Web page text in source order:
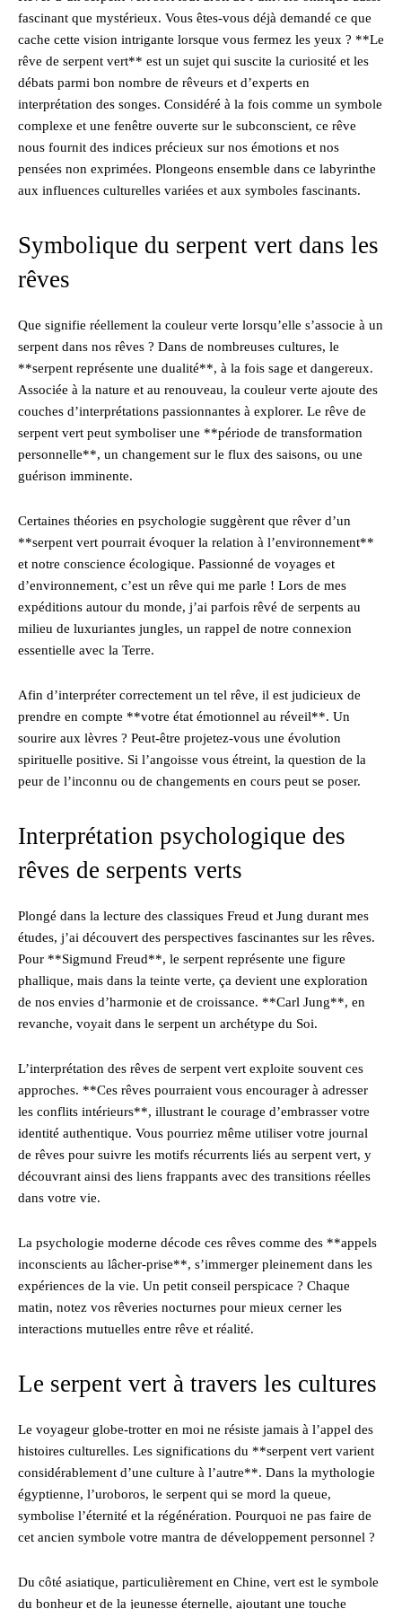
fascinant que mystérieux. Vous êtes-vous déjà demandé ce que
cache cette vision intrigante lorsque vous fermez les yeux ? **Le
rêve de serpent vert** est un sujet qui suscite la curiosité et les
débats parmi bon nombre de rêveurs et d’experts en
interprétation des songes. Considéré à la fois comme un symbole
complexe et une fenêtre ouverte sur le subconscient, ce rêve
nous fournit des indices précieux sur nos émotions et nos
pensées non exprimées. Plongeons ensemble dans ce labyrinthe
aux influences culturelles variées et aux symboles fascinants.
Symbolique du serpent vert dans les
rêves
Que signifie réellement la couleur verte lorsqu’elle s’associe à un
serpent dans nos rêves ? Dans de nombreuses cultures, le
**serpent représente une dualité**, à la fois sage et dangereux.
Associée à la nature et au renouveau, la couleur verte ajoute des
couches d’interprétations passionnantes à explorer. Le rêve de
serpent vert peut symboliser une **période de transformation
personnelle**, un changement sur le flux des saisons, ou une
guérison imminente.
Certaines théories en psychologie suggèrent que rêver d’un
**serpent vert pourrait évoquer la relation à l’environnement**
et notre conscience écologique. Passionné de voyages et
d’environnement, c’est un rêve qui me parle ! Lors de mes
expéditions autour du monde, j’ai parfois rêvé de serpents au
milieu de luxuriantes jungles, un rappel de notre connexion
essentielle avec la Terre.
Afin d’interpréter correctement un tel rêve, il est judicieux de
prendre en compte **votre état émotionnel au réveil**. Un
sourire aux lèvres ? Peut-être projetez-vous une évolution
spirituelle positive. Si l’angoisse vous étreint, la question de la
peur de l’inconnu ou de changements en cours peut se poser.
Interprétation psychologique des
rêves de serpents verts
Plongé dans la lecture des classiques Freud et Jung durant mes
études, j’ai découvert des perspectives fascinantes sur les rêves.
Pour **Sigmund Freud**, le serpent représente une figure
phallique, mais dans la teinte verte, ça devient une exploration
de nos envies d’harmonie et de croissance. **Carl Jung**, en
revanche, voyait dans le serpent un archétype du Soi.
L’interprétation des rêves de serpent vert exploite souvent ces
approches. **Ces rêves pourraient vous encourager à adresser
les conflits intérieurs**, illustrant le courage d’embrasser votre
identité authentique. Vous pourriez même utiliser votre journal
de rêves pour suivre les motifs récurrents liés au serpent vert, y
découvrant ainsi des liens frappants avec des transitions réelles
dans votre vie.
La psychologie moderne décode ces rêves comme des **appels
inconscients au lâcher-prise**, s’immerger pleinement dans les
expériences de la vie. Un petit conseil perspicace ? Chaque
matin, notez vos rêveries nocturnes pour mieux cerner les
interactions mutuelles entre rêve et réalité.
Le serpent vert à travers les cultures
Le voyageur globe-trotter en moi ne résiste jamais à l’appel des
histoires culturelles. Les significations du **serpent vert varient
considérablement d’une culture à l’autre**. Dans la mythologie
égyptienne, l’uroboros, le serpent qui se mord la queue,
symbolise l’éternité et la régénération. Pourquoi ne pas faire de
cet ancien symbole votre mantra de développement personnel ?
Du côté asiatique, particulièrement en Chine, vert est le symbole
du bonheur et de la jeunesse éternelle, ajoutant une touche